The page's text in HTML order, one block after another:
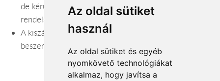
Az oldal sütiket
használ
Az oldal sütiket és egyéb
nyomkövető technológiákat
alkalmaz, hogy javítsa a
de kérünk, számolj a kiszállításra 4-5 órát, ha aznap
rendelsz.
A kiszállított csokor a virágok szezonalitása és
beszerezhetősége miatt eltérhet a képen láthatótól.